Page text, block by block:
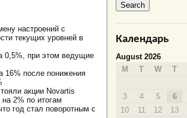
настроений с
текущих уровней в
0,5%, при этом ведущие
16% после понижения
акции Novartis
2% по итогам
год стал поворотным с
Календарь
August 2026
M
T W T
3
4 5 6
10
11 12 13